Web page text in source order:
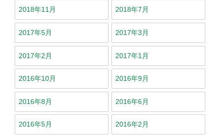
2018年11月 2018年7月
2017年5月 2017年3月
2017年2月 2017年1月
2016年10月 2016年9月
2016年8月 2016年6月
2016年5月 2016年2月